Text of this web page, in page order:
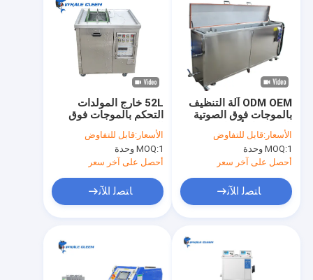
منتجات
52L خارج المولدات
التحكم بالموجات فوق
الصوتية غسالة مع خزان
واحد
الأسعار:قابل للتفاوض
MOQ:1 وحدة
أحصل على آخر سعر
ﺎﺘﺼﻟ ﺍﻶﻧ
ODM OEM آلة التنظيف
بالموجات فوق الصوتية
السيراميك أنيلوكس
الأسطوانة غسالة
الأسعار:قابل للتفاوض
MOQ:1 وحدة
أحصل على آخر سعر
ﺎﺘﺼﻟ ﺍﻶﻧ